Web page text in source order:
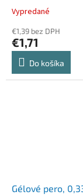
ZEBRA "Sarasa",
Vypredané
€1,39 bez DPH
€1,71
Do košíka
Gélové pero,